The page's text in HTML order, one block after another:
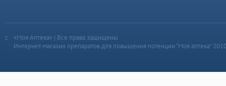
«Моя Аптека» | Все права защищены
Интернет-магазин препаратов для повышения потенции “Моя аптека”